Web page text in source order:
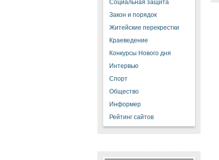
Социальная защита
Закон и порядок
Житейские перекрестки
Краеведение
Конкурсы Нового дня
Интервью
Спорт
Общество
Информер
Рейтинг сайтов